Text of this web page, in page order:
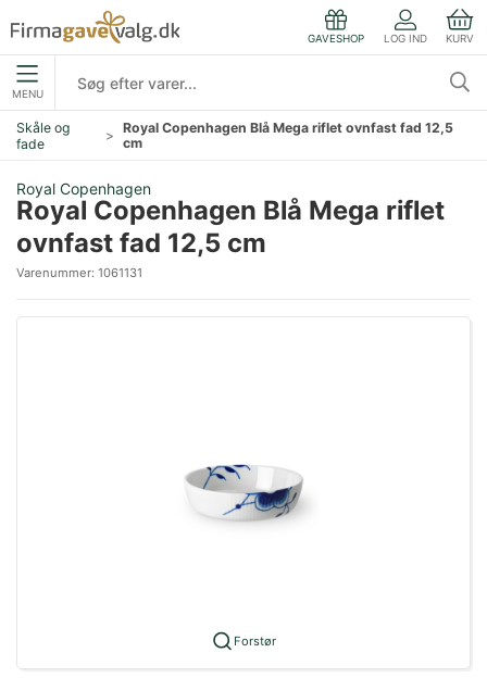
GAVESHOP LOG IND KURV
MENU
Skåle og
fade
Royal Copenhagen Blå Mega riflet ovnfast fad 12,5
cm
Royal Copenhagen
Royal Copenhagen Blå Mega riflet
ovnfast fad 12,5 cm
Varenummer: 1061131
Forstør